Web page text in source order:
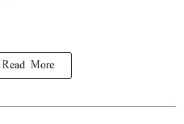
Read More